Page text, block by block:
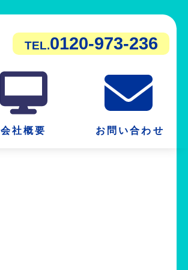
TEL.0120-973-236
会社概要 お問い合わせ